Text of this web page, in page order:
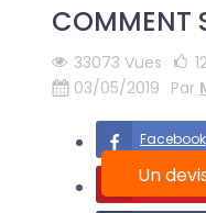
Un
COMMENT
33073 Vues
03/05/2019 Par
Facebook
Pinterest